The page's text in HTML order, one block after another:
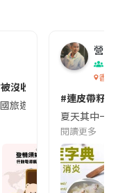
沒收😱出發前切記檢查
國旅遊的民眾，近期要
營養
香港
#連皮帶籽
夏天其中一
閱讀更多